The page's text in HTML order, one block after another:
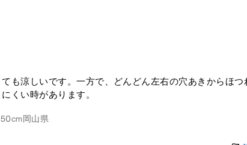
も涼しいです。一方で、どんどん左右の穴あきからほつ
くい時があります。
岡山県